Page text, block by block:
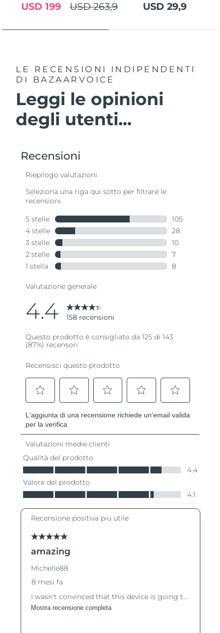
USD 263,9
USD 199 USD 29,9
LE RECENSIONI INDIPENDENTI
DI BAZAARVOICE
Leggi le opinioni
degli utenti...